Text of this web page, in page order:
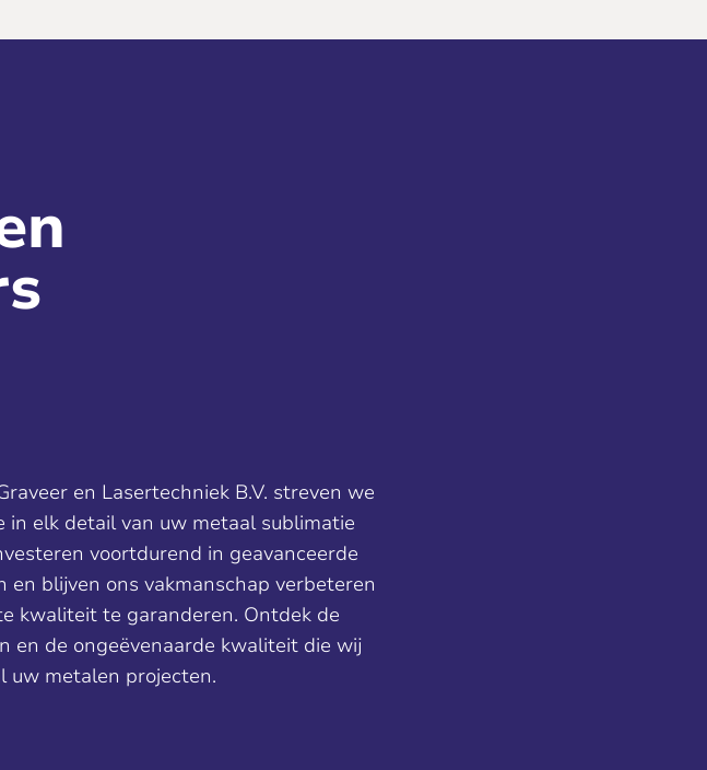
en Lasertechniek B.V. streven we
in elk detail van uw metaal sublimatie
voortdurend in geavanceerde
en blijven ons vakmanschap verbeteren
kwaliteit te garanderen. Ontdek de
en de ongeëvenaarde kwaliteit die wij
uw metalen projecten.